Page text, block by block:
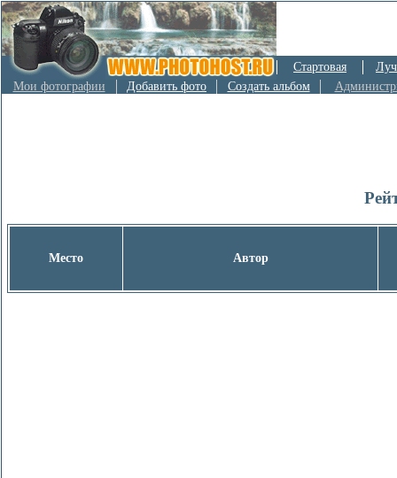
Стартовая
Мои фотографии
Добавить фото Создать альбом
Место Автор